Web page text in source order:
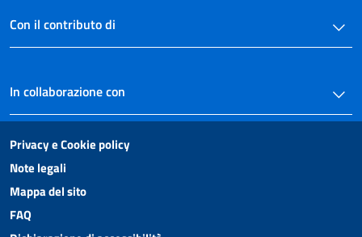
Con il contributo di
In collaborazione con
Privacy e Cookie policy
Note legali
Mappa del sito
FAQ